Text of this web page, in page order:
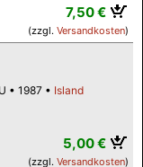
7,50 €
(zzgl. Versandkosten)
1987
Island
5,00 €
(zzgl. Versandkosten)